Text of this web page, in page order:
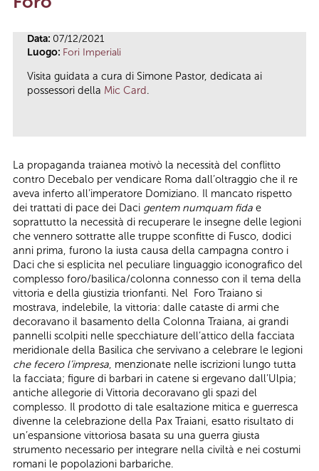
Data: 07/12/2021
Luogo: Fori Imperiali
Visita guidata a cura di Simone Pastor, dedicata ai
possessori della Mic Card.
La propaganda traianea motivò la necessità del conflitto
contro Decebalo per vendicare Roma dall’oltraggio che il re
aveva inferto all’imperatore Domiziano. Il mancato rispetto
dei trattati di pace dei Daci gentem numquam fida e
soprattutto la necessità di recuperare le insegne delle legioni
che vennero sottratte alle truppe sconfitte di Fusco, dodici
anni prima, furono la iusta causa della campagna contro i
Daci che si esplicita nel peculiare linguaggio iconografico del
complesso foro/basilica/colonna connesso con il tema della
vittoria e della giustizia trionfanti. Nel Foro Traiano si
mostrava, indelebile, la vittoria: dalle cataste di armi che
decoravano il basamento della Colonna Traiana, ai grandi
pannelli scolpiti nelle specchiature dell’attico della facciata
meridionale della Basilica che servivano a celebrare le legioni
che fecero l’impresa , menzionate nelle iscrizioni lungo tutta
la facciata; figure di barbari in catene si ergevano dall’Ulpia;
antiche allegorie di Vittoria decoravano gli spazi del
complesso. Il prodotto di tale esaltazione mitica e guerresca
divenne la celebrazione della Pax Traiani, esatto risultato di
un’espansione vittoriosa basata su una guerra giusta
strumento necessario per integrare nella civiltà e nei costumi
romani le popolazioni barbariche.